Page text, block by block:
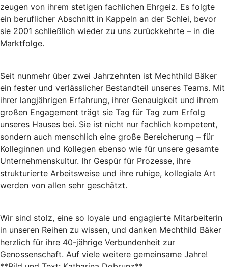
zeugen von ihrem stetigen fachlichen Ehrgeiz. Es folgte
ein beruflicher Abschnitt in Kappeln an der Schlei, bevor
sie 2001 schließlich wieder zu uns zurückkehrte – in die
Marktfolge.
Seit nunmehr über zwei Jahrzehnten ist Mechthild Bäker
ein fester und verlässlicher Bestandteil unseres Teams. Mit
ihrer langjährigen Erfahrung, ihrer Genauigkeit und ihrem
großen Engagement trägt sie Tag für Tag zum Erfolg
unseres Hauses bei. Sie ist nicht nur fachlich kompetent,
sondern auch menschlich eine große Bereicherung – für
Kolleginnen und Kollegen ebenso wie für unsere gesamte
Unternehmenskultur. Ihr Gespür für Prozesse, ihre
strukturierte Arbeitsweise und ihre ruhige, kollegiale Art
werden von allen sehr geschätzt.
Wir sind stolz, eine so loyale und engagierte Mitarbeiterin
in unseren Reihen zu wissen, und danken Mechthild Bäker
herzlich für ihre 40-jährige Verbundenheit zur
Genossenschaft. Auf viele weitere gemeinsame Jahre!